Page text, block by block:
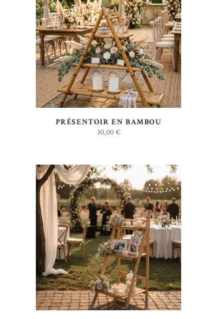
AJOUTER AU DEVIS
PRÉSENTOIR EN BAMBOU
30,00€
AJOUTER AU DEVIS